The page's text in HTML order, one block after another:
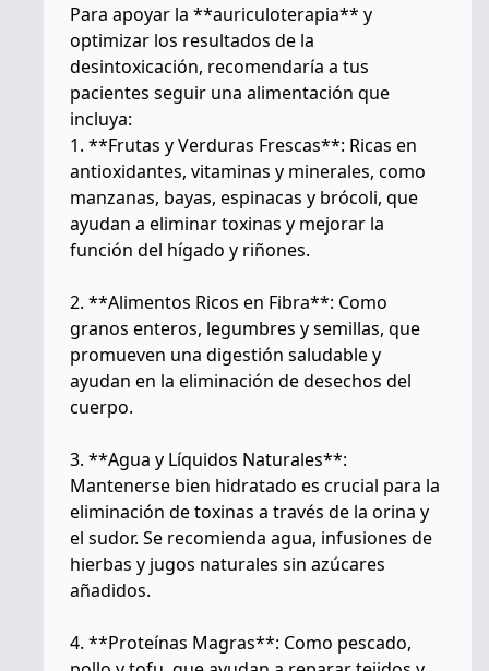
Para apoyar la **auriculoterapia** y
optimizar los resultados de la
desintoxicación, recomendaría a tus
pacientes seguir una alimentación que
incluya:
1. **Frutas y Verduras Frescas**: Ricas en
antioxidantes, vitaminas y minerales, como
manzanas, bayas, espinacas y brócoli, que
ayudan a eliminar toxinas y mejorar la
función del hígado y riñones.
2. **Alimentos Ricos en Fibra**: Como
granos enteros, legumbres y semillas, que
promueven una digestión saludable y
ayudan en la eliminación de desechos del
cuerpo.
3. **Agua y Líquidos Naturales**:
Mantenerse bien hidratado es crucial para la
eliminación de toxinas a través de la orina y
el sudor. Se recomienda agua, infusiones de
hierbas y jugos naturales sin azúcares
añadidos.
4. **Proteínas Magras**: Como pescado,